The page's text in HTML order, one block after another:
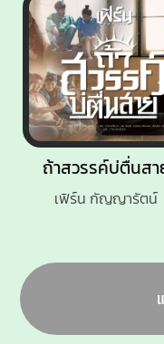
ถ้าสวรรค์บ่ตื่นสา
เฟิร์น กัญญารัตน์